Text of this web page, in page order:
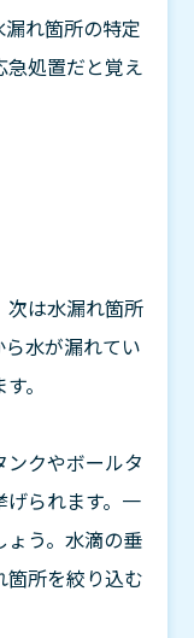
れ箇所の特定
処置だと覚え
次は水漏れ箇所
水が漏れてい
。
クやボールタ
られます。一
ょう。水滴の垂
箇所を絞り込む